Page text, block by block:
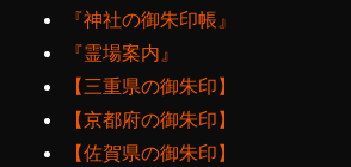
『神社の御朱印帳』
『霊場案内』
【三重県の御朱印】
【京都府の御朱印】
【佐賀県の御朱印】